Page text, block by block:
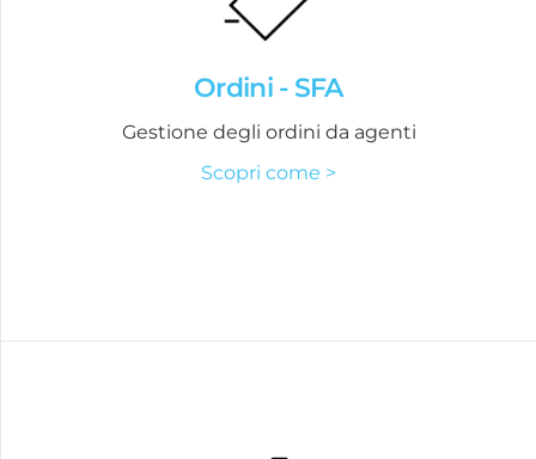
Ordini - SFA
Gestione degli ordini da agenti
Scopri come >